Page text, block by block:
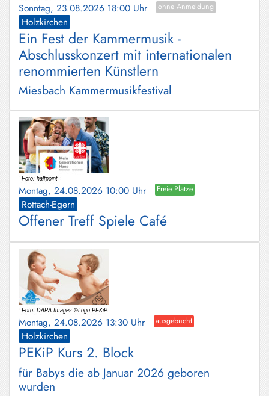
Sonntag, 23.08.2026 18:00 Uhr ohne Anmeldung
Holzkirchen
Ein Fest der Kammermusik -
Abschlusskonzert mit internationalen
renommierten Künstlern
Miesbach Kammermusikfestival
Montag, 24.08.2026 10:00 Uhr Freie Plätze
Rottach-Egern
Offener Treff Spiele Café
Montag, 24.08.2026 13:30 Uhr ausgebucht
Holzkirchen
PEKiP Kurs 2. Block
für Babys die ab Januar 2026 geboren
wurden